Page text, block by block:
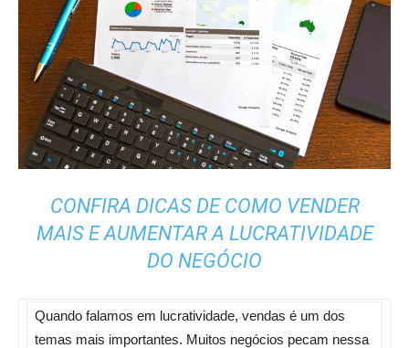
CONFIRA DICAS DE COMO VENDER
MAIS E AUMENTAR A LUCRATIVIDADE
DO NEGÓCIO
Quando falamos em lucratividade, vendas é um dos
temas mais importantes. Muitos negócios pecam nessa